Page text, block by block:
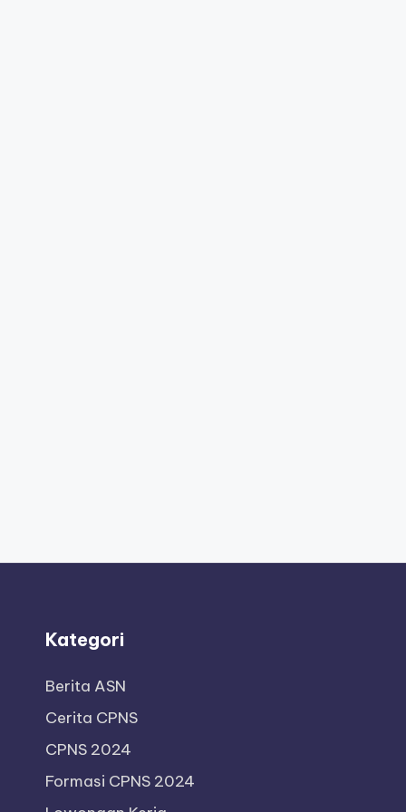
Kategori
Berita ASN
Cerita CPNS
CPNS 2024
Formasi CPNS 2024